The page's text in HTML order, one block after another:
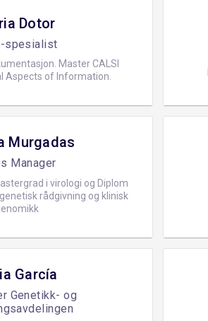
Dotor
spesialist
Master CALSI
Aspects of Information.
Murgadas
Manager
i virologi og Diplom
rådgivning og klinisk
García
Genetikk- og